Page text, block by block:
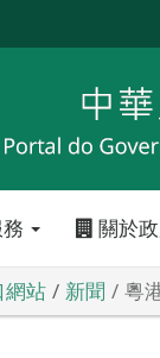
關於
網站 新聞 粵